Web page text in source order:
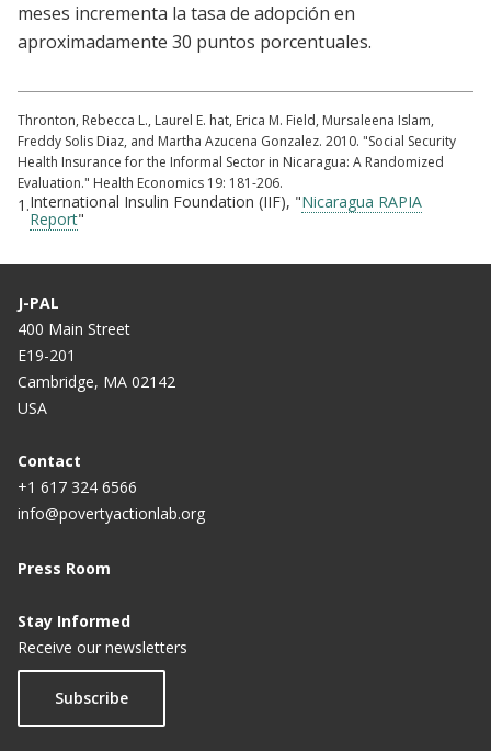
meses incrementa la tasa de adopción en
aproximadamente 30 puntos porcentuales.
Thronton, Rebecca L., Laurel E. hat, Erica M. Field, Mursaleena Islam,
Freddy Solis Diaz, and Martha Azucena Gonzalez. 2010. "Social Security
Health Insurance for the Informal Sector in Nicaragua: A Randomized
Evaluation." Health Economics 19: 181-206.
1.International Insulin Foundation (IIF), "Nicaragua RAPIA
Report"
J-PAL
400 Main Street
E19-201
Cambridge, MA 02142
USA
Contact
+1 617 324 6566
info@povertyactionlab.org
Press Room
Stay Informed
Receive our newsletters
Subscribe